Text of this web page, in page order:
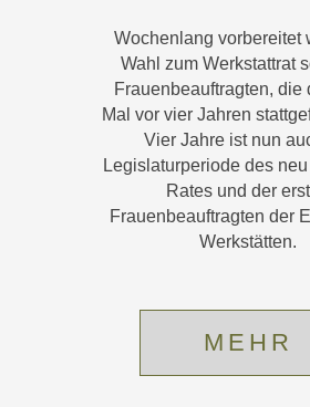
Wochenlang vorbereitet
Wahl zum Werkstattrat
Frauenbeauftragten, die
Mal vor vier Jahren
Vier Jahre ist nun
Legislaturperiode des
Rates und der
Frauenbeauftragten der
Werkstätten.
MEHR